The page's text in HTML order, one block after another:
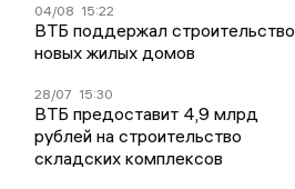
04/08 15:22
ВТБ поддержал строительство
новых жилых домов
28/07 15:30
ВТБ предоставит 4,9 млрд
рублей на строительство
складских комплексов